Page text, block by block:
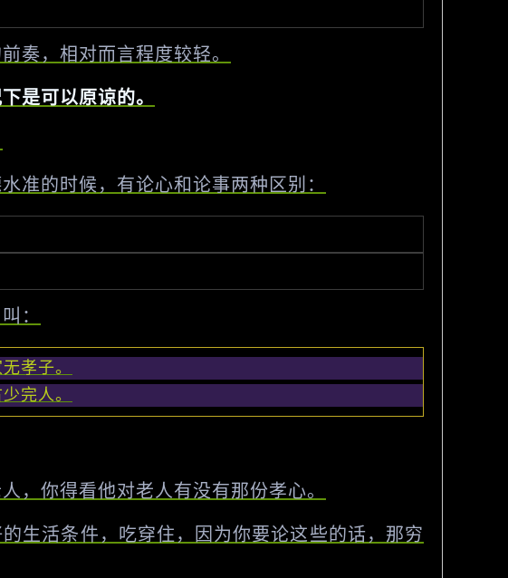
奏，相对而言程度较轻。
是可以原谅的。
准的时候，有论心和论事两种区别：
：
孝子。
完人。
，你得看他对老人有没有那份孝心。
生活条件，吃穿住，因为你要论这些的话，那穷